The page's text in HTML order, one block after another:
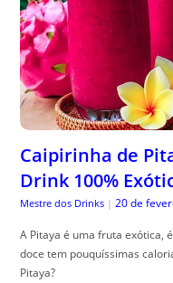
Caipirinha de
Drink 100%
Mestre dos Drinks | 20 de
A Pitaya é uma fruta exótica,
doce tem pouquíssimas
Pitaya?